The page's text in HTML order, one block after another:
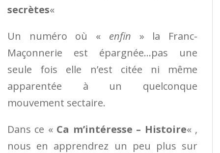
secrètes«
Un numéro où « enfin » la Franc-
Maçonnerie est épargnée…pas une
seule fois elle n’est citée ni même
apparentée à un quelconque
mouvement sectaire.
Dans ce « Ca m’intéresse – Histoire« ,
nous en apprendrez un peu plus sur